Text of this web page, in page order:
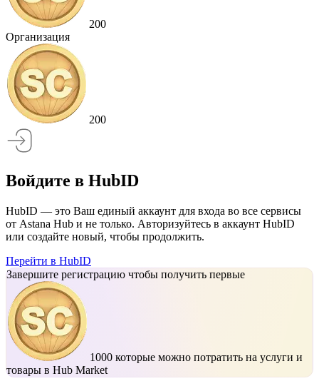
200
Организация
200
Войдите в HubID
HubID — это Ваш единый аккаунт для входа во все сервисы
от Astana Hub и не только. Авторизуйтесь в аккаунт HubID
или создайте новый, чтобы продолжить.
Перейти в HubID
Завершите регистрацию чтобы получить первые
1000 которые можно потратить на услуги и
товары в Hub Market